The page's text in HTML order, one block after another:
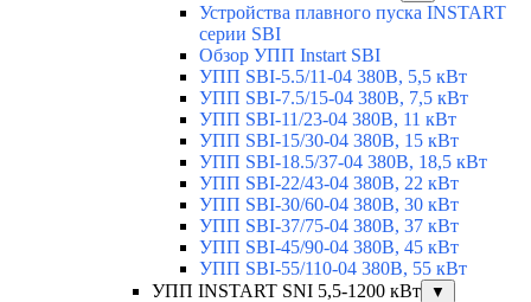
Устройства плавного пуска INSTART
серии SBI
Обзор УПП Instart SBI
УПП SBI-5.5/11-04 380В, 5,5 кВт
УПП SBI-7.5/15-04 380В, 7,5 кВт
УПП SBI-11/23-04 380В, 11 кВт
УПП SBI-15/30-04 380В, 15 кВт
УПП SBI-18.5/37-04 380В, 18,5 кВт
УПП SBI-22/43-04 380В, 22 кВт
УПП SBI-30/60-04 380В, 30 кВт
УПП SBI-37/75-04 380В, 37 кВт
УПП SBI-45/90-04 380В, 45 кВт
УПП SBI-55/110-04 380В, 55 кВт
УПП INSTART SNI 5,5-1200 кВт
▼